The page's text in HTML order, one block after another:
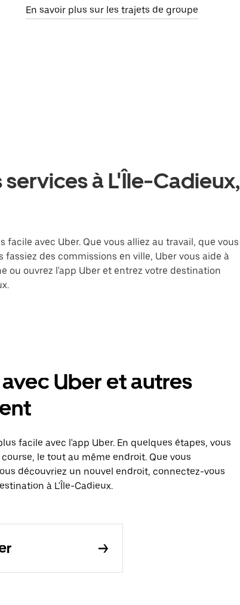
En savoir plus sur les trajets de groupe
à L'Île-Cadieux,
avec Uber. Que vous alliez au travail, que vous
des commissions en ville, Uber vous aide à
ou ouvrez l'app Uber et entrez votre destination
Uber et autres
facile avec l'app Uber. En quelques étapes, vous
le tout au même endroit. Que vous
découvriez un nouvel endroit, connectez-vous
à L'Île-Cadieux.